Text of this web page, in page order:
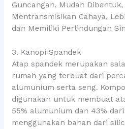
Guncangan, Mudah
Mentransmisikan Cahaya,
dan Memiliki Perlindungan
3. Kanopi Spandek
Atap spandek merupakan
rumah yang terbuat dari
alumunium serta seng.
digunakan untuk membuat
55% alumunium dan 43%
menggunakan bahan dari